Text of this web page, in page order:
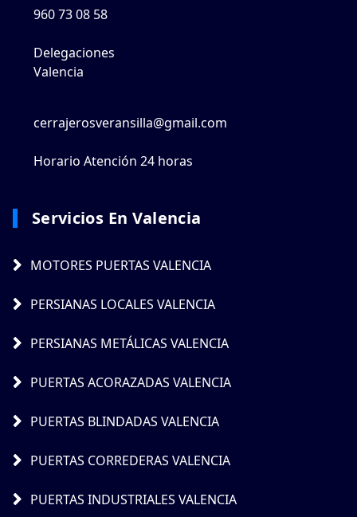
960 73 08 58
Delegaciones
Valencia
cerrajerosveransilla@gmail.com
Horario Atención 24 horas
Servicios En Valencia
MOTORES PUERTAS VALENCIA
PERSIANAS LOCALES VALENCIA
PERSIANAS METÁLICAS VALENCIA
PUERTAS ACORAZADAS VALENCIA
PUERTAS BLINDADAS VALENCIA
PUERTAS CORREDERAS VALENCIA
PUERTAS INDUSTRIALES VALENCIA